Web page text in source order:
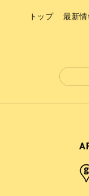
トップ 最新情